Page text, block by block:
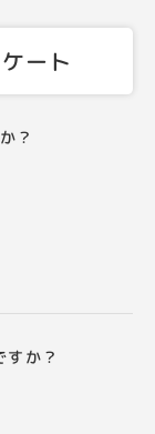
ート
？
か？